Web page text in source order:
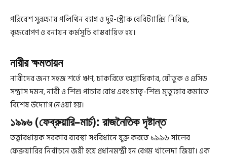
পরিবেশ সুরক্ষায় পলিথিন ব্যাগ ও দুই-স্ট্রোক বেবিট্যাক্সি নিষিদ্ধ,
বৃক্ষরোপণ ও বনায়ন কর্মসূচি বাস্তবায়িত হয়।
নারীর ক্ষমতায়ন
নারীদের জন্য সহজ শর্তে ঋণ, চাকরিতে অগ্রাধিকার, যৌতুক ও এসিড
সন্ত্রাস দমন, নারী ও শিশু পাচার রোধ এবং মাতৃ-শিশু মৃত্যুহার কমাতে
বিশেষ উদ্যোগ নেওয়া হয়।
১৯৯৬ (ফেব্রুয়ারি–মার্চ): রাজনৈতিক দৃষ্টান্ত
তত্ত্বাবধায়ক সরকার ব্যবস্থা সংবিধানে যুক্ত করতে ১৯৯৬ সালের
ফেব্রুয়ারির নির্বাচনে জয়ী হয়ে প্রধানমন্ত্রী হন বেগম খালেদা জিয়া। এক